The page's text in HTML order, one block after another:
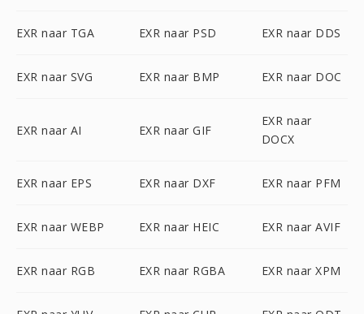
EXR naar TGA EXR naar PSD EXR naar DDS
EXR naar SVG EXR naar BMP EXR naar DOC
EXR naar AI EXR naar GIF
EXR naar
DOCX
EXR naar EPS EXR naar DXF EXR naar PFM
EXR naar WEBP EXR naar HEIC EXR naar AVIF
EXR naar RGB EXR naar RGBA EXR naar XPM